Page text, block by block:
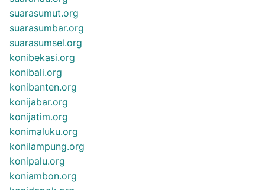
suarasumut.org
suarasumbar.org
suarasumsel.org
konibekasi.org
konibali.org
konibanten.org
konijabar.org
konijatim.org
konimaluku.org
konilampung.org
konipalu.org
koniambon.org